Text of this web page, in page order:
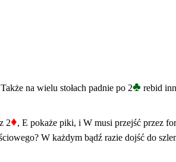
na wielu stołach padnie po 2♣ rebid
2♦, E pokaże piki, i W musi przejść przez
W każdym bądź razie dojść do